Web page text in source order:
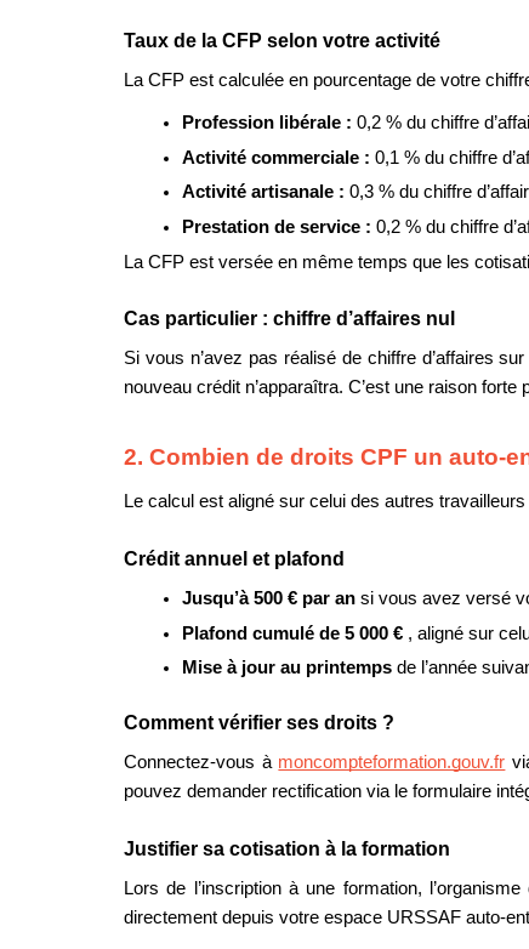
Taux de la CFP selon votre activité
La CFP est calculée en pourcentage de votre
Profession libérale : 0,2 % du chiffre
Activité commerciale : 0,1 % du chiffre
Activité artisanale : 0,3 % du chiffre
Prestation de service : 0,2 % du chiffre
La CFP est versée en même temps que les
Cas particulier : chiffre d’affaires nul
Si vous n’avez pas réalisé de chiffre d’affaires
nouveau crédit n’apparaîtra. C’est une raison
2. Combien de droits CPF un auto-
Le calcul est aligné sur celui des autres
Crédit annuel et plafond
Jusqu’à 500 € par an si vous avez versé
Plafond cumulé de 5 000 € , aligné sur
Mise à jour au printemps de l’année
Comment vérifier ses droits ?
Connectez-vous à moncompteformation.gouv.fr
pouvez demander rectification via le formulaire
Justifier sa cotisation à la formation
Lors de l’inscription à une formation,
directement depuis votre espace URSSAF auto-